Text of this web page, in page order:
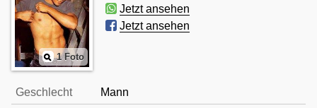
1 Foto
Jetzt ansehen
Jetzt ansehen
Geschlecht
Mann